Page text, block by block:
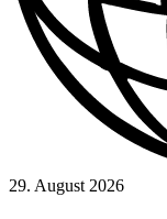
29. August 2026